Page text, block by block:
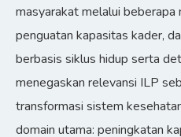
masyarakat melalui
penguatan kapasitas kader,
berbasis siklus hidup serta
menegaskan relevansi ILP
transformasi sistem
domain utama: peningkatan